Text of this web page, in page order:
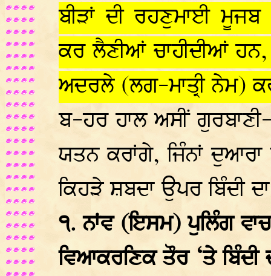
ਬੀੜਾਂ ਦੀ ਰਹਣੁਮਾਈ
ਕਰ ਲੈਣੀਆਂ ਚਾਹੀਦੀਆਂ ਹਨ,
ਅਦਰਲੇ (ਲਗ-ਮਾਤ੍ਰੀ ਨੇਮ)
ਬ-ਹਰ ਹਾਲ ਅਸੀਂ
ਯਤਨ ਕਰਾਂਗੇ, ਜਿੰਨਾਂ
ਕਿਹੜੇ ਸ਼ਬਦਾ ਉਪਰ ਬਿੰਦੀ
੧. ਨਾਂਵ (ਇਸਮ) ਪੁਲਿੰਗ
ਵਿਆਕਰਣਿਕ ਤੌਰ ‘ਤੇ ਬਿੰਦੀ